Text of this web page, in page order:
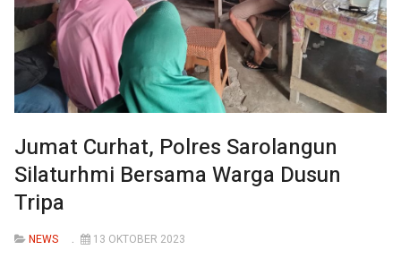
Jumat Curhat, Polres Sarolangun
Silaturhmi Bersama Warga Dusun
Tripa
NEWS 13 OKTOBER 2023